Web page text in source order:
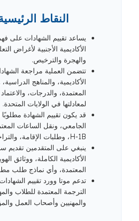
النقاط
يساعد تقييم الشهادات على
الأكاديمية الأجنبية لأغراض
والهجرة والترخيص.
تتضمن العملية مراجعة
الأكاديمية، والمناهج
المعتمدة، والدرجات،
لمعادلتها في الولايات المتحدة.
قد يكون تقييم الشهادة مطلوبًا
الجامعي، ونقل الساعات
H-1B، وطلبات الإقامة، والتراخيص المهنية.
ينبغي على المتقدمين تقديم
الأكاديمية الكاملة، ووثائق
المعتمدة، وأي نماذج طلب
تدعم موتا وورد تقييم
الترجمة المعتمدة للطلاب
والمهنيين وأصحاب العمل